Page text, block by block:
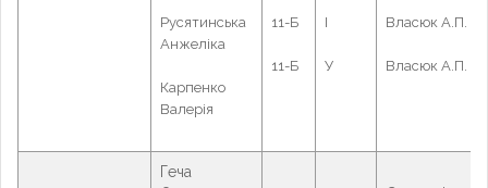
Русятинська
Анжеліка
Карпенко
Валерія
11-Б
11-Б
І
У
Власюк А.П.
Власюк А.П.
Геча